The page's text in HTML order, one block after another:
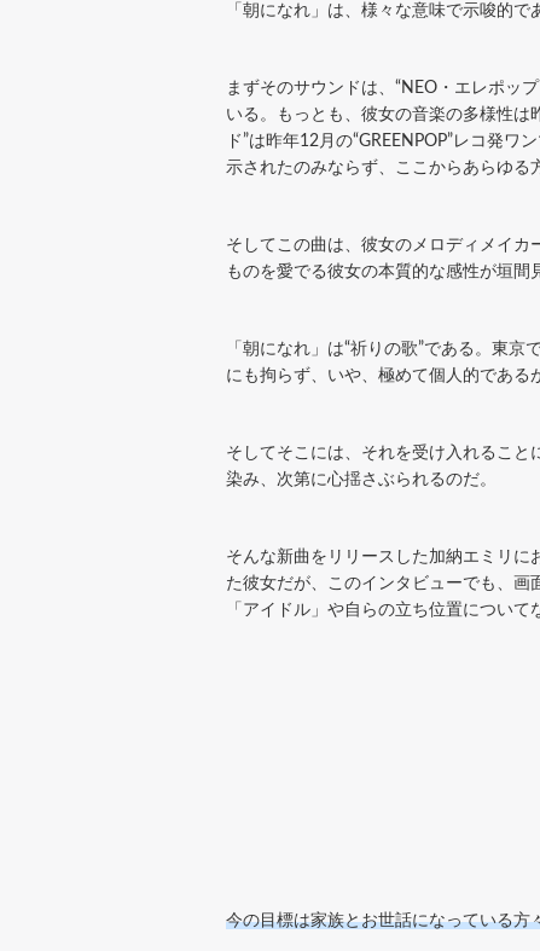
「朝になれ」は、様々な意味で示唆的で
まずそのサウンドは、“NEO・エレポッ
いる。もっとも、彼女の音楽の多様性は
ド”は昨年12月の“GREENPOP”レコ発
示されたのみならず、ここからあらゆる
そしてこの曲は、彼女のメロディメイ
ものを愛でる彼女の本質的な感性が垣間
「朝になれ」は“祈りの歌”である。東
にも拘らず、いや、極めて個人的である
そしてそこには、それを受け入れること
染み、次第に心揺さぶられるのだ。
そんな新曲をリリースした加納エミリ
た彼女だが、このインタビューでも、
「アイドル」や自らの立ち位置につい
今の目標は家族とお世話になっている方